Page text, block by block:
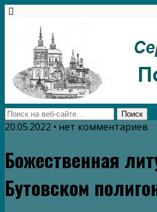
20.05.2022 • нет комментариев
Божественная
Бутовском